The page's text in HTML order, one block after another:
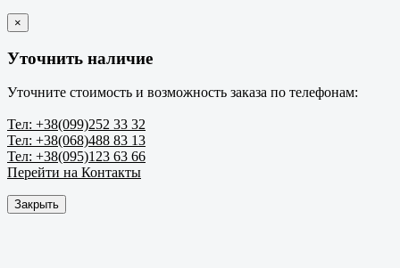
×
Уточнить наличие
Уточните стоимость и возможность заказа по телефонам:
Тел: +38(099)252 33 32
Тел: +38(068)488 83 13
Тел: +38(095)123 63 66
Перейти на Контакты
Закрыть